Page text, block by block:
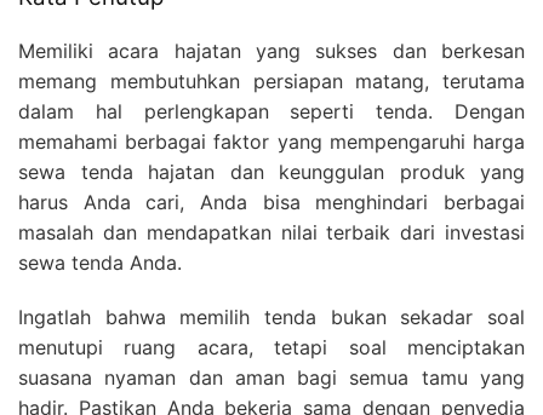
Memiliki acara hajatan yang sukses dan berkesan
memang membutuhkan persiapan matang, terutama
dalam hal perlengkapan seperti tenda. Dengan
memahami berbagai faktor yang mempengaruhi harga
sewa tenda hajatan dan keunggulan produk yang
harus Anda cari, Anda bisa menghindari berbagai
masalah dan mendapatkan nilai terbaik dari investasi
sewa tenda Anda.
Ingatlah bahwa memilih tenda bukan sekadar soal
menutupi ruang acara, tetapi soal menciptakan
suasana nyaman dan aman bagi semua tamu yang
hadir. Pastikan Anda bekerja sama dengan penyedia